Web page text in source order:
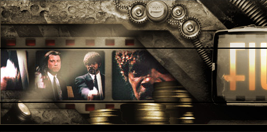
Hyppää pääsisältöön